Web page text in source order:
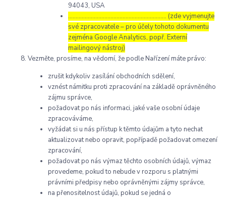
94043, USA
……………………………………………………..… (zde vyjmenujte
své zpracovatele – pro účely tohoto dokumentu
zejména Google Analytics, popř. Externí
mailingový nástroj)
Vezměte, prosíme, na vědomí, že podle Nařízení máte právo:
zrušit kdykoliv zasílání obchodních sdělení,
vznést námitku proti zpracování na základě oprávněného
zájmu správce,
požadovat po nás informaci, jaké vaše osobní údaje
zpracováváme,
vyžádat si u nás přístup k těmto údajům a tyto nechat
aktualizovat nebo opravit, popřípadě požadovat omezení
zpracování,
požadovat po nás výmaz těchto osobních údajů, výmaz
provedeme, pokud to nebude v rozporu s platnými
právními předpisy nebo oprávněnými zájmy správce,
na přenositelnost údajů, pokud se jedná o